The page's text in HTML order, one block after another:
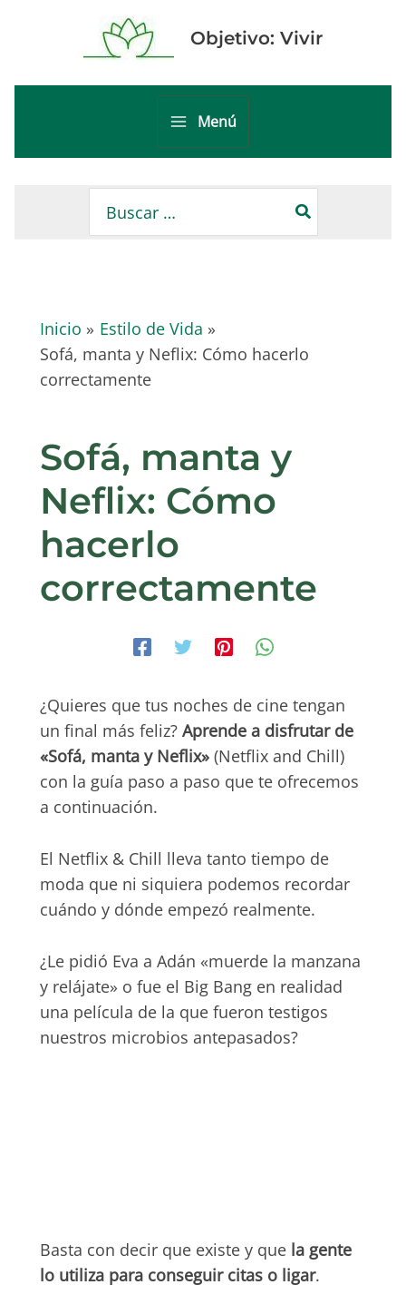
contenido
Objetivo: Vivir
Main
Menu
Menú
por:
Inicio
Estilo de Vida
Sofá, manta y Neflix: Cómo hacerlo
correctamente
Sofá, manta y
Neflix: Cómo
hacerlo
correctamente
¿Quieres que tus noches de cine tengan
un final más feliz? Aprende a disfrutar de
«Sofá, manta y Neflix»(Netflix and Chill)
con la guía paso a paso que te ofrecemos
a continuación.
El Netflix & Chill lleva tanto tiempo de
moda que ni siquiera podemos recordar
cuándo y dónde empezó realmente.
¿Le pidió Eva a Adán «muerde la manzana
y relájate» o fue el Big Bang en realidad
una película de la que fueron testigos
nuestros microbios antepasados?
Basta con decir que existe y que la gente
lo utiliza para conseguir citas o ligar.